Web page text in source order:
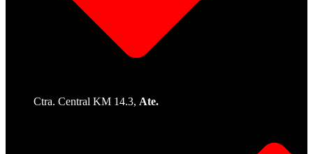
Ctra. Central KM 14.3, Ate.